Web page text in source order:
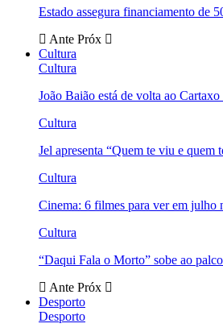
Estado assegura financiamento de
Ante Próx
Cultura
Cultura
João Baião está de volta ao
Cultura
Jel apresenta “Quem te viu e
Cultura
Cinema: 6 filmes para ver em julho
Cultura
“Daqui Fala o Morto” sobe ao
Ante Próx
Desporto
Desporto